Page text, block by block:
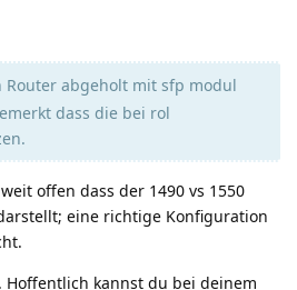
Router abgeholt mit sfp modul
dass die bei rol
offen dass der 1490 vs 1550
eine richtige Konfiguration
kannst du bei deinem